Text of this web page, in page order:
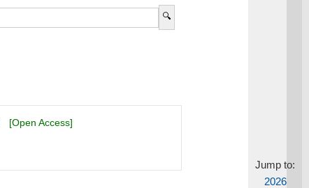
Jump to:
2026
[Open Access]